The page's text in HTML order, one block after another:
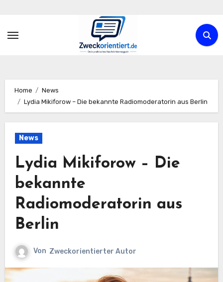
springen
Home
News
Lydia Mikiforow – Die bekannte Radiomoderatorin aus Berlin
News
Lydia Mikiforow – Die
bekannte
Radiomoderatorin aus
Berlin
Von Zweckorientierter Autor